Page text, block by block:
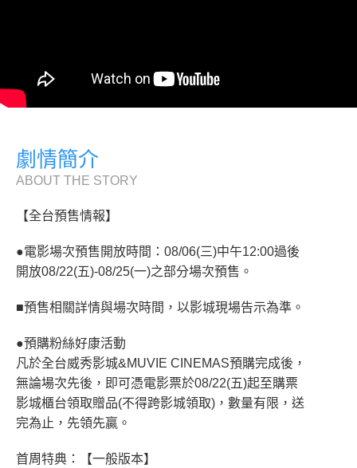
劇情簡介
ABOUT THE STORY
【全台預售情報】
●電影場次預售開放時間：08/06(三)中午12:00過後
開放08/22(五)-08/25(一)之部分場次預售。
■預售相關詳情與場次時間，以影城現場告示為準。
●預購粉絲好康活動
凡於全台威秀影城&MUVIE CINEMAS預購完成後，
無論場次先後，即可憑電影票於08/22(五)起至購票
影城櫃台領取贈品(不得跨影城領取)，數量有限，送
完為止，先領先贏。
首周特典：【一般版本】